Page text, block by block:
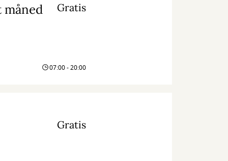
måned Gratis
07:00 - 20:00
Gratis